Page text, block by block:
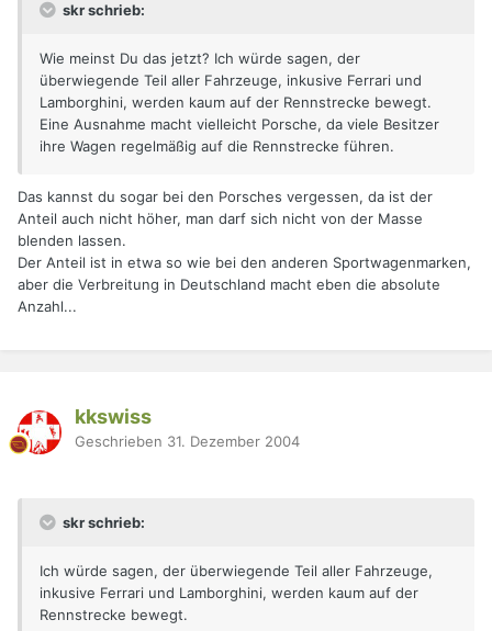
skr schrieb:
Wie meinst Du das jetzt? Ich würde sagen, der
überwiegende Teil aller Fahrzeuge, inkusive Ferrari und
Lamborghini, werden kaum auf der Rennstrecke bewegt.
Eine Ausnahme macht vielleicht Porsche, da viele Besitzer
ihre Wagen regelmäßig auf die Rennstrecke führen.
Das kannst du sogar bei den Porsches vergessen, da ist der
Anteil auch nicht höher, man darf sich nicht von der Masse
blenden lassen.
Der Anteil ist in etwa so wie bei den anderen Sportwagenmarken,
aber die Verbreitung in Deutschland macht eben die absolute
Anzahl...
kkswiss
Geschrieben 31. Dezember 2004
skr schrieb:
Ich würde sagen, der überwiegende Teil aller Fahrzeuge,
inkusive Ferrari und Lamborghini, werden kaum auf der
Rennstrecke bewegt.